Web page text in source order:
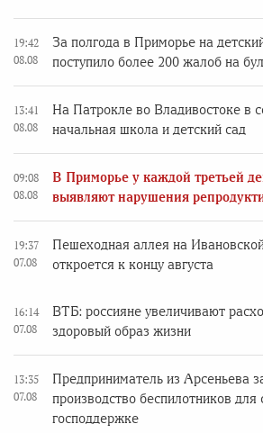
19:42
08.08
За полгода в Приморье на
поступило более 200 жалоб на
13:41
08.08
На Патрокле во Владивостоке в
начальная школа и детский сад
09:08
08.08
В Приморье у каждой третьей
выявляют нарушения
19:37
07.08
Пешеходная аллея на
откроется к концу августа
16:14
07.08
ВТБ: россияне увеличивают
здоровый образ жизни
13:35
07.08
Предприниматель из Арсеньева
производство беспилотников для
господдержке